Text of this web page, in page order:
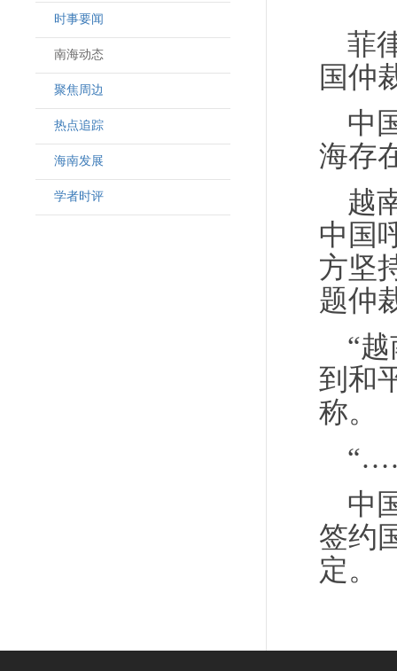
时事要闻
南海动态
聚焦周边
热点追踪
海南发展
学者时评
菲
国仲
中
海存
越
中国
方坚
题仲
“
到和
称。
中
签约
定。